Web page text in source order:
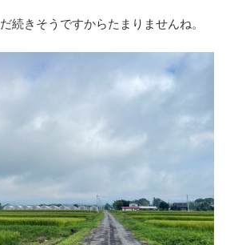
続きそうですからたまりませんね。